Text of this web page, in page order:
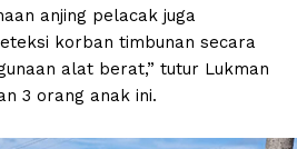
anjing pelacak juga
korban timbunan secara
alat berat,” tutur Lukman
3 orang anak ini.